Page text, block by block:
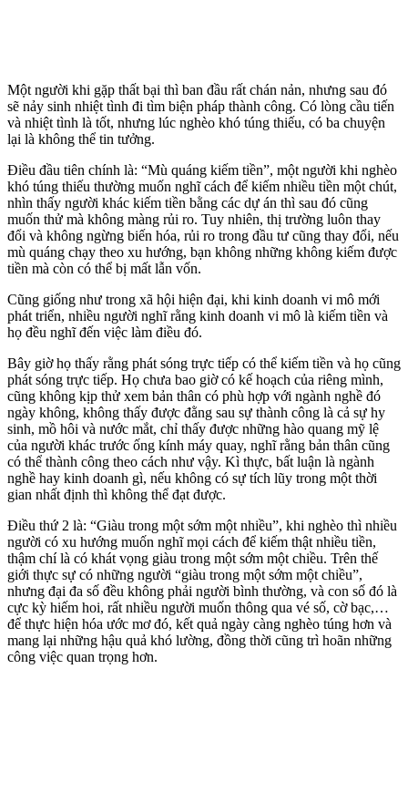
Một người khi gặp thất bại thì ban đầu rất chán nản, nhưng sau đó
sẽ nảy sinh nhiệt tình đi tìm biện pháp thành công. Có lòng cầu tiến
và nhiệt tình là tốt, nhưng lúc nghèo khó túng thiếu, có ba chuyện
lại là không thể tin tưởng.
Điều đầu tiên chính là: “Mù quáng kiếm tiền”, một người khi nghèo
khó túng thiếu thường muốn nghĩ cách để kiếm nhiều tiền một chút,
nhìn thấy người khác kiếm tiền bằng các dự án thì sau đó cũng
muốn thử mà không màng rủi ro. Tuy nhiên, thị trường luôn thay
đổi và không ngừng biến hóa, rủi ro trong đầu tư cũng thay đổi, nếu
mù quáng chạy theo xu hướng, bạn không những không kiếm được
tiền mà còn có thể bị mất lẫn vốn.
Cũng giống như trong xã hội hiện đại, khi kinh doanh vi mô mới
phát triển, nhiều người nghĩ rằng kinh doanh vi mô là kiếm tiền và
họ đều nghĩ đến việc làm điều đó.
Bây giờ họ thấy rằng phát sóng trực tiếp có thể kiếm tiền và họ cũng
phát sóng trực tiếp. Họ chưa bao giờ có kế hoạch của riêng mình,
cũng không kịp thử xem bản thân có phù hợp với ngành nghề đó
ngày không, không thấy được đằng sau sự thành công là cả sự hy
sinh, mồ hôi và nước mắt, chỉ thấy được những hào quang mỹ lệ
của người khác trước ống kính máy quay, nghĩ rằng bản thân cũng
có thể thành công theo cách như vậy. Kì thực, bất luận là ngành
nghề hay kinh doanh gì, nếu không có sự tích lũy trong một thời
gian nhất định thì không thể đạt được.
Điều thứ 2 là: “Giàu trong một sớm một nhiều”, khi nghèo thì nhiều
người có xu hướng muốn nghĩ mọi cách để kiếm thật nhiều tiền,
thậm chí là có khát vọng giàu trong một sớm một chiều. Trên thế
giới thực sự có những người “giàu trong một sớm một chiều”,
nhưng đại đa số đều không phải người bình thường, và con số đó là
cực kỳ hiếm hoi, rất nhiều người muốn thông qua vé số, cờ bạc,…
để thực hiện hóa ước mơ đó, kết quả ngày càng nghèo túng hơn và
mang lại những hậu quả khó lường, đồng thời cũng trì hoãn những
công việc quan trọng hơn.